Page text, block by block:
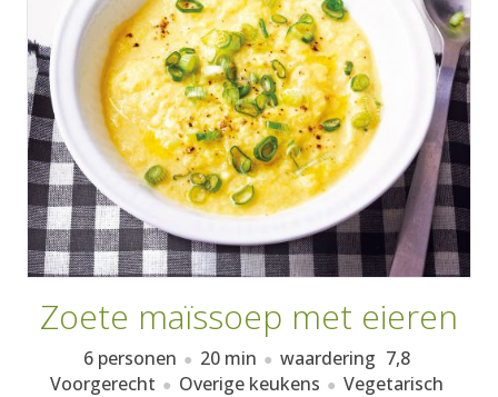
WEEKMENU'S
KOOKBOEKEN
Zoete maïssoep met eieren
6 personen 20 min waardering 7,8
Voorgerecht
Overige keukens Vegetarisch